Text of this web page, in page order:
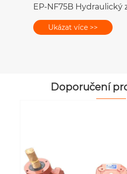
Doporučení
Ukázat více >>